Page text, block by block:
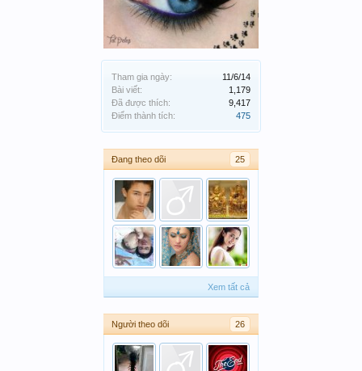
Tham gia ngày:
11/6/14
Bài viết:
1,179
Đã được thích:
9,417
Điểm thành tích:
475
Đang theo dõi 25
Xem tất cả
Người theo dõi 26